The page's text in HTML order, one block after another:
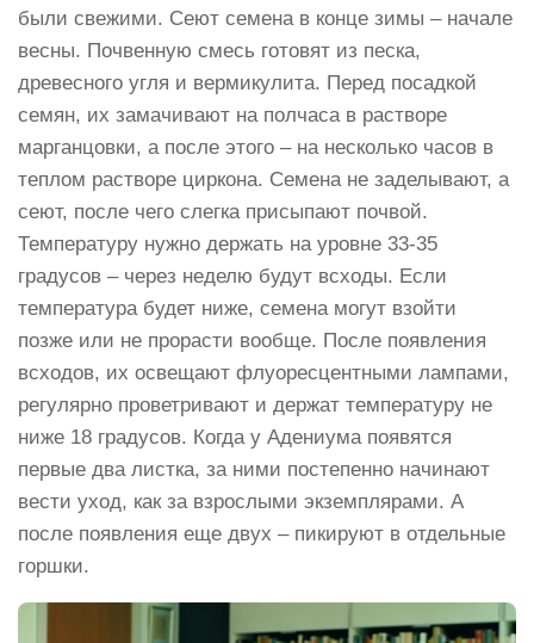
были свежими. Сеют семена в конце зимы – начале
весны. Почвенную смесь готовят из песка,
древесного угля и вермикулита. Перед посадкой
семян, их замачивают на полчаса в растворе
марганцовки, а после этого – на несколько часов в
теплом растворе циркона. Семена не заделывают, а
сеют, после чего слегка присыпают почвой.
Температуру нужно держать на уровне 33-35
градусов – через неделю будут всходы. Если
температура будет ниже, семена могут взойти
позже или не прорасти вообще. После появления
всходов, их освещают флуоресцентными лампами,
регулярно проветривают и держат температуру не
ниже 18 градусов. Когда у Адениума появятся
первые два листка, за ними постепенно начинают
вести уход, как за взрослыми экземплярами. А
после появления еще двух – пикируют в отдельные
горшки.